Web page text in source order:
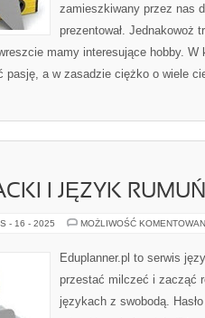
zamieszkiwany przez nas
prezentował. Jednakowoż
mamy interesujące hobby.
pasję, a w zasadzie ciężko o wiele
I JĘZYK
- 16 - 2025 MOŻLIWOŚĆ
Eduplanner.pl to serwis
przestać milczeć i zacząć
językach z swobodą.